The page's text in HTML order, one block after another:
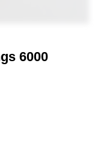
6000